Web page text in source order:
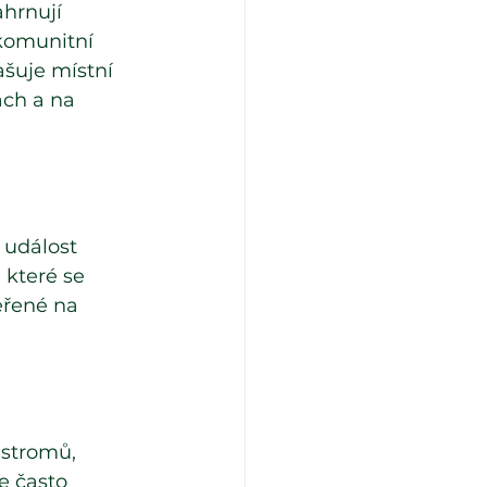
místní
a na
událost
které se
na
často